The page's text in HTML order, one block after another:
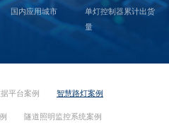
国内应用城市
单灯控制器累计出货
量
平台案例 智慧路灯案例
隧道照明监控系统案例